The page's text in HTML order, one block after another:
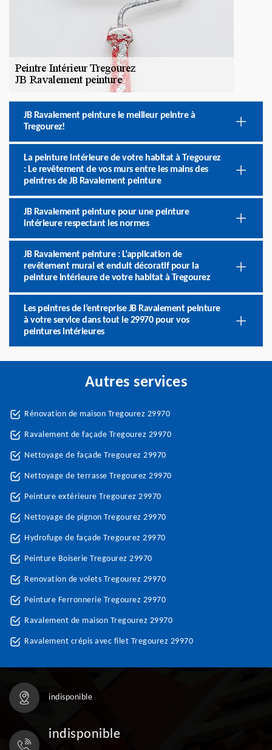
JB Ravalement peinture le meilleur peintre à
Tregourez!
La peinture intérieure de votre habitat à Tregourez
: Le revêtement de vos murs entre les mains des
peintres de JB Ravalement peinture
JB Ravalement peinture pour une peinture
intérieure respectant les normes
JB Ravalement peinture : L’application de
revêtement mural et enduit décoratif pour la
peinture intérieure de votre habitat à Tregourez
Les peintres de l’entreprise JB Ravalement peinture
à votre service dans tout le 29970 pour vos
peintures intérieures
Autres services
Rénovation de maison Tregourez 29970
Ravalement de façade Tregourez 29970
Nettoyage de façade Tregourez 29970
Nettoyage de terrasse Tregourez 29970
Peinture extérieure Tregourez 29970
Nettoyage de pignon Tregourez 29970
Hydrofuge de façade Tregourez 29970
Peinture Boiserie Tregourez 29970
Renovation de volets Tregourez 29970
Peinture Ferronnerie Tregourez 29970
Ravalement de maison Tregourez 29970
Ravalement crépis avec filet Tregourez 29970
indisponible
indisponible